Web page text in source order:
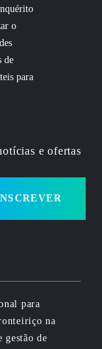
o
de
para
e ofertas
para
na
gestão de